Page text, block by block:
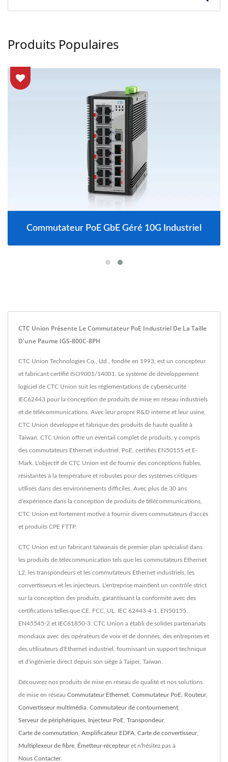
Produits Populaires
Commutateur PoE GbE Géré 10G Industriel
CTC Union Présente Le Commutateur PoE Industriel De La Taille
D'une Paume IGS-800C-8PH
CTC Union Technologies Co., Ltd., fondée en 1993, est un concepteur
et fabricant certifié ISO9001/14001. Le système de développement
logiciel de CTC Union suit les réglementations de cybersécurité
IEC62443 pour la conception de produits de mise en réseau industriels
et de télécommunications. Avec leur propre R&D interne et leur usine,
CTC Union développe et fabrique des produits de haute qualité à
Taïwan. CTC Union offre un éventail complet de produits, y compris
des commutateurs Ethernet industriel, PoE, certifiés EN50155 et E-
Mark. L'objectif de CTC Union est de fournir des conceptions fiables,
résistantes à la température et robustes pour des systèmes critiques
utilisés dans des environnements difficiles. Avec plus de 30 ans
d'expérience dans la conception de produits de télécommunications,
CTC Union est fortement motivé à fournir divers commutateurs d'accès
et produits CPE FTTP.
CTC Union est un fabricant taïwanais de premier plan spécialisé dans
les produits de télécommunication tels que les commutateurs Ethernet
L2, les transpondeurs et les commutateurs Ethernet industriels, les
convertisseurs et les injecteurs. L'entreprise maintient un contrôle strict
sur la conception des produits, garantissant la conformité avec des
certifications telles que CE, FCC, UL, IEC 62443-4-1, EN50155,
EN45545-2 et IEC61850-3. CTC Union a établi de solides partenariats
mondiaux avec des opérateurs de voix et de données, des entreprises et
des utilisateurs d'Ethernet industriel, fournissant un support technique
et d'ingénierie direct depuis son siège à Taipei, Taïwan.
Découvrez nos produits de mise en réseau de qualité et nos solutions
de mise en réseau Commutateur Ethernet Commutateur PoE Routeur,
Convertisseur multimédia Commutateur de contournement
Serveur de périphériques Injecteur PoE Transpondeur,
Carte de commutation Amplificateur EDFA Carte de convertisseur,
Multiplexeur de fibre Émetteur-récepteuret n'hésitez pas à
Nous Contacter.